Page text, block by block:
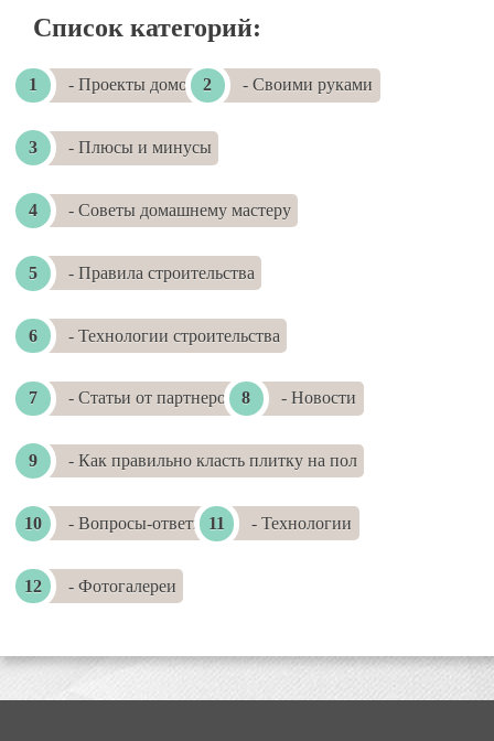
Список категорий:
- Проекты домов - Своими руками
- Плюсы и минусы
- Советы домашнему мастеру
- Правила строительства
- Технологии строительства
- Статьи от партнеров - Новости
- Как правильно класть плитку на пол
- Вопросы-ответы - Технологии
- Фотогалереи